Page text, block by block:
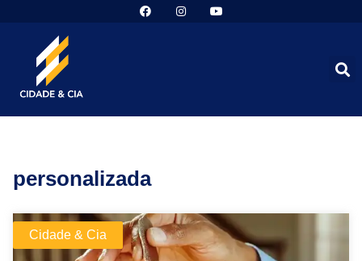
personalizada
Cidade & Cia